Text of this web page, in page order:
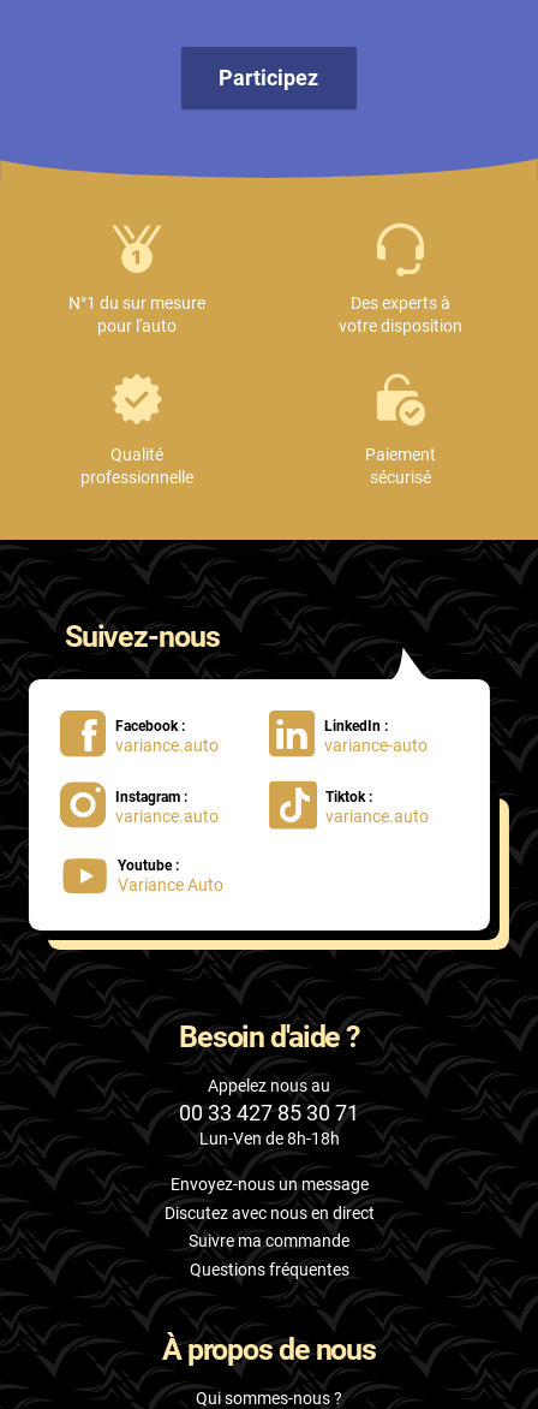
Participez
N°1 du sur mesure
pour l'auto
Des experts à
votre disposition
Qualité
professionnelle
Paiement
sécurisé
Suivez-nous
Facebook :
variance.auto
LinkedIn :
variance-auto
Instagram :
variance.auto
Tiktok :
variance.auto
Youtube :
Variance Auto
Besoin d'aide ?
Appelez nous au
00 33 427 85 30 71
Lun-Ven de 8h-18h
Envoyez-nous un message
Discutez avec nous en direct
Suivre ma commande
Questions fréquentes
À propos de nous
Qui sommes-nous ?